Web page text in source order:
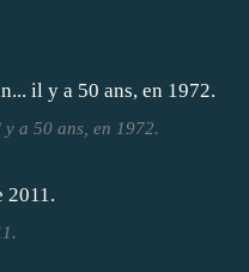
a 50 ans, en 1972.